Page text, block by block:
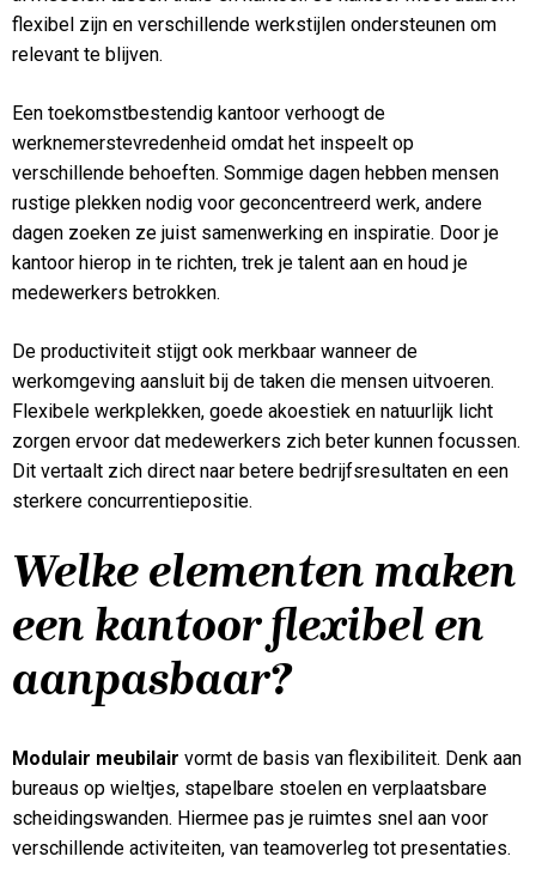
flexibel zijn en verschillende werkstijlen ondersteunen om
relevant te blijven.
Een toekomstbestendig kantoor verhoogt de
werknemerstevredenheid omdat het inspeelt op
verschillende behoeften. Sommige dagen hebben mensen
rustige plekken nodig voor geconcentreerd werk, andere
dagen zoeken ze juist samenwerking en inspiratie. Door je
kantoor hierop in te richten, trek je talent aan en houd je
medewerkers betrokken.
De productiviteit stijgt ook merkbaar wanneer de
werkomgeving aansluit bij de taken die mensen uitvoeren.
Flexibele werkplekken, goede akoestiek en natuurlijk licht
zorgen ervoor dat medewerkers zich beter kunnen focussen.
Dit vertaalt zich direct naar betere bedrijfsresultaten en een
sterkere concurrentiepositie.
Welke elementen maken
een kantoor flexibel en
aanpasbaar?
Modulair meubilair vormt de basis van flexibiliteit. Denk aan
bureaus op wieltjes, stapelbare stoelen en verplaatsbare
scheidingswanden. Hiermee pas je ruimtes snel aan voor
verschillende activiteiten, van teamoverleg tot presentaties.